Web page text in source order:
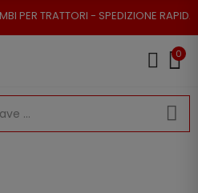
- SPEDIZIONE RAPIDA - RESO
0